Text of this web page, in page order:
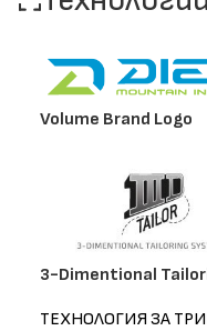
Volume Brand Logo
3-Dimentional
ТЕХНОЛОГИЯ ЗА